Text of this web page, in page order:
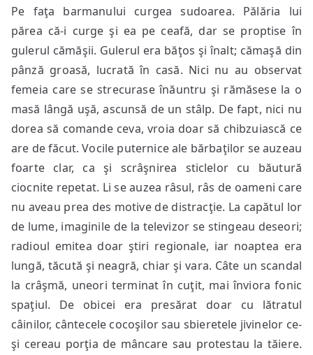
Pe faţa barmanului curgea sudoarea. Pălăria lui
părea că-i curge şi ea pe ceafă, dar se proptise în
gulerul cămăşii. Gulerul era băţos şi înalt; cămaşă din
pânză groasă, lucrată în casă. Nici nu au observat
femeia care se strecurase înăuntru şi rămăsese la o
masă lângă uşă, ascunsă de un stâlp. De fapt, nici nu
dorea să comande ceva, vroia doar să chibzuiască ce
are de făcut. Vocile puternice ale bărbaţilor se auzeau
foarte clar, ca şi scrâşnirea sticlelor cu băutură
ciocnite repetat. Li se auzea râsul, râs de oameni care
nu aveau prea des motive de distracţie. La capătul lor
de lume, imaginile de la televizor se stingeau deseori;
radioul emitea doar ştiri regionale, iar noaptea era
lungă, tăcută şi neagră, chiar şi vara. Câte un scandal
la crâşmă, uneori terminat în cuţit, mai înviora fonic
spaţiul. De obicei era presărat doar cu lătratul
câinilor, cântecele cocoşilor sau sbieretele jivinelor ce-
şi cereau porţia de mâncare sau protestau la tăiere.